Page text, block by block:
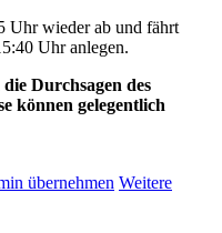
Uhr wieder ab und fährt
Uhr anlegen.
Durchsagen des
können gelegentlich
übernehmen Weitere